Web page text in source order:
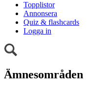
Topplistor
Annonsera
Quiz & flashcards
Logga in
Ämnesområden